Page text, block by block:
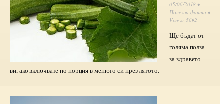
05/06/2018 •
Полезни факти •
Views: 5692
Ще бъдат от
голяма полза
за здравето
ви, ако включвате по порция в менюто си през лятото.